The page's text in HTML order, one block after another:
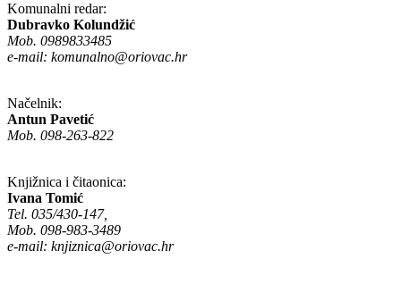
Komunalni redar:
Dubravko Kolundžić
Mob. 0989833485
e-mail: komunalno@oriovac.hr
Načelnik:
Antun Pavetić
Mob. 098-263-822
Knjižnica i čitaonica:
Ivana Tomić
Tel. 035/430-147,
Mob. 098-983-3489
e-mail: knjiznica@oriovac.hr